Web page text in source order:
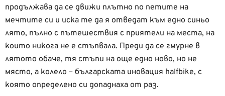
продължава да се движи плътно по петите на
мечтите си и иска те да я отведат към едно синьо
лято, пълно с пътешествия с приятели на места, на
които никога не е стъпвала. Преди да се гмурне в
лятото обаче, тя стъпи на още едно ново, но не
място, а колело – българската иновация halfbike, с
която определено си допаднаха от раз.